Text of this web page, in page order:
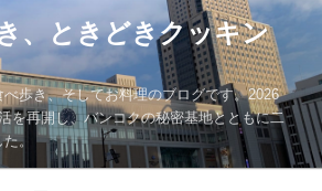
、ときどきクッキン
歩き、そしてお料理のブログです。2026
を再開し、バンコクの秘密基地とともに二
。